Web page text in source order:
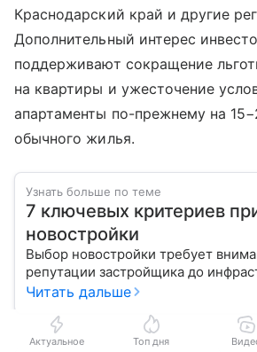
Краснодарский край и другие
Дополнительный интерес
поддерживают сокращение
на квартиры и ужесточение
апартаменты по-прежнему на
обычного жилья.
Узнать больше по теме
7 ключевых критериев
новостройки
Выбор новостройки требует
репутации застройщика до
Читать дальше
Актуальное Топ дня